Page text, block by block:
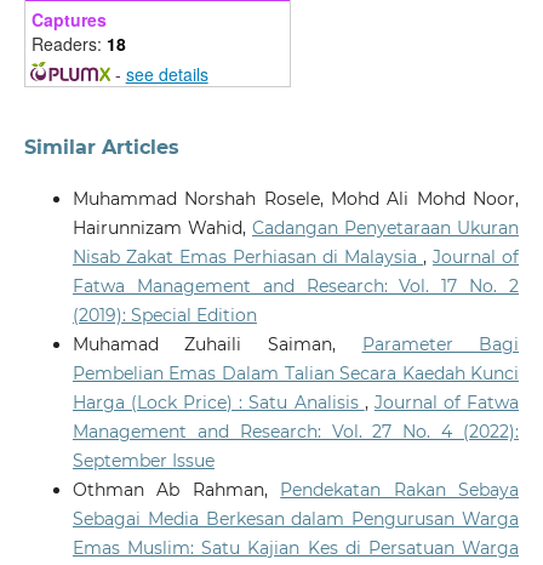
Captures
Readers: 18
- see details
Similar Articles
Muhammad Norshah Rosele, Mohd Ali Mohd Noor,
Hairunnizam Wahid, Cadangan Penyetaraan Ukuran
Nisab Zakat Emas Perhiasan di Malaysia,Journal of
Fatwa Management and Research: Vol. 17 No. 2
(2019): Special Edition
Muhamad Zuhaili Saiman, Parameter Bagi
Pembelian Emas Dalam Talian Secara Kaedah Kunci
Harga (Lock Price) : Satu Analisis , Journal of Fatwa
Management and Research: Vol. 27 No. 4 (2022):
September Issue
Othman Ab Rahman, Pendekatan Rakan Sebaya
Sebagai Media Berkesan dalam Pengurusan Warga
Emas Muslim: Satu Kajian Kes di Persatuan Warga